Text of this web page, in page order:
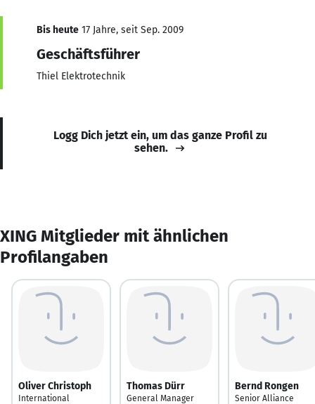
Bis heute 17 Jahre, seit Sep. 2009
Geschäftsführer
Thiel Elektrotechnik
Logg Dich jetzt ein, um das ganze Profil zu
sehen.
XING Mitglieder mit ähnlichen
Profilangaben
Oliver Christoph
International
Thomas Dürr
General Manager
Bernd Rongen
Senior Alliance